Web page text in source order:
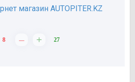
магазин AUTOPITER.KZ
8 – + 27